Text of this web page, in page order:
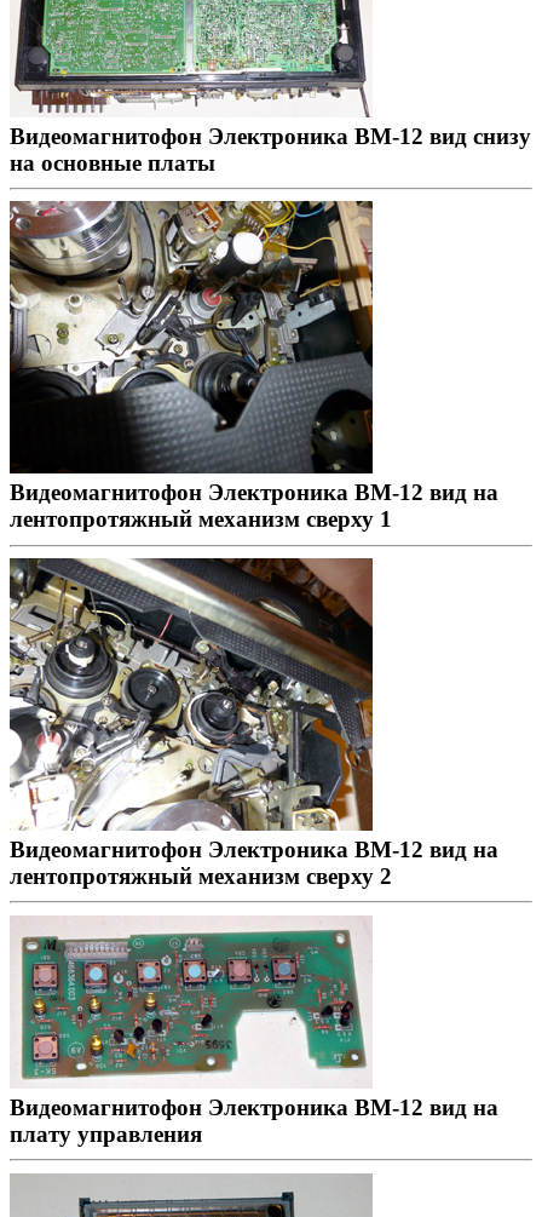
Видеомагнитофон Электроника ВМ-12 вид снизу
на основные платы
Видеомагнитофон Электроника ВМ-12 вид на
лентопротяжный механизм сверху 1
Видеомагнитофон Электроника ВМ-12 вид на
лентопротяжный механизм сверху 2
Видеомагнитофон Электроника ВМ-12 вид на
плату управления